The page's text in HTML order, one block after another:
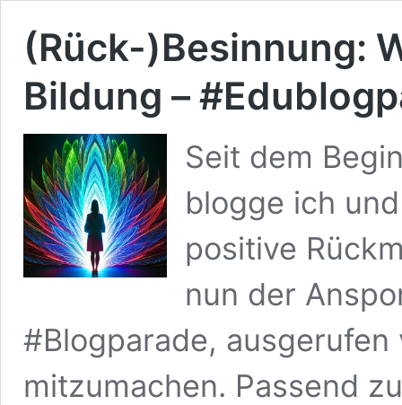
(Rück-)Besinnung:
Bildung –
Seit dem
blogge ich
positive
nun der
#Blogparade, ausgerufen
mitzumachen. Passend